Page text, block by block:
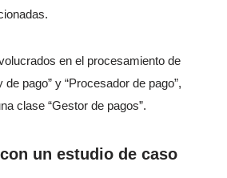
en el procesamiento de
pago” y “Procesador de pago”,
clase “Gestor de pagos”.
un estudio de caso